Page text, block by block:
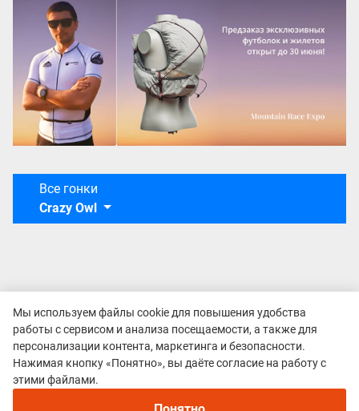
Все гонки
Crazy Owl
Мы используем файлы cookie для повышения удобства
работы с сервисом и анализа посещаемости, а также для
персонализации контента, маркетинга и безопасности.
Нажимая кнопку «Понятно», вы даёте согласие на работу с
этими файлами.
© 2015–2026 mountain-race.ru